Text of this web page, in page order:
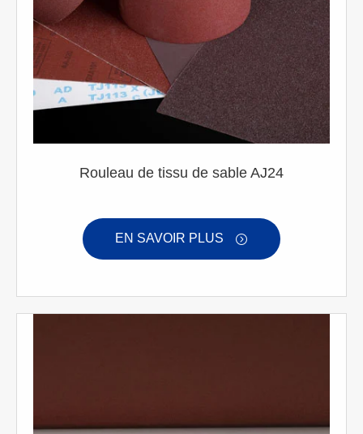
Rouleau de tissu de sable AJ24
EN SAVOIR PLUS 